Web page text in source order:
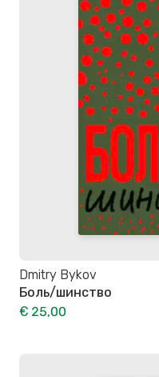
Dmitry Bykov
Боль/шинство
€ 25,00